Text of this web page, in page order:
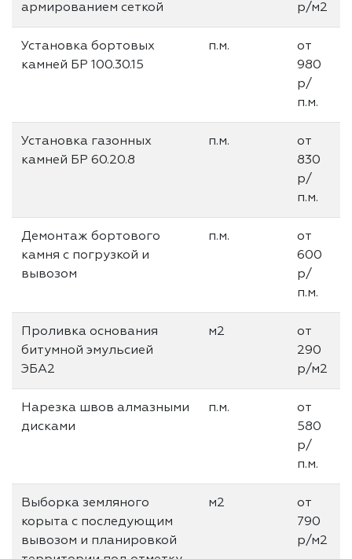
армированием сеткой
р/м2
Установка бортовых
камней БР 100.30.15
п.м.
от
980
р/
п.м.
Установка газонных
камней БР 60.20.8
п.м.
от
830
р/
п.м.
Демонтаж бортового
камня с погрузкой и
вывозом
п.м.
от
600
р/
п.м.
Проливка основания
битумной эмульсией
ЭБА2
м2
от
290
р/м2
Нарезка швов алмазными
дисками
п.м.
от
580
р/
п.м.
Выборка земляного
корыта с последующим
вывозом и планировкой
м2
от
790
р/м2